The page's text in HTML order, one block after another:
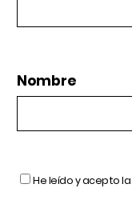
Nombre
He leído y acepto la